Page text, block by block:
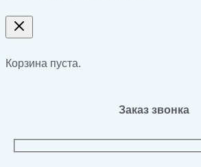
Корзина пуста.
Заказ звонка